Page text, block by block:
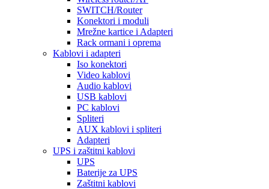
SWITCH/Router
Konektori i moduli
Mrežne kartice i Adapteri
Rack ormani i oprema
Kablovi i adapteri
Iso konektori
Video kablovi
Audio kablovi
USB kablovi
PC kablovi
Spliteri
AUX kablovi i spliteri
Adapteri
UPS i zaštitni kablovi
UPS
Baterije za UPS
Zaštitni kablovi